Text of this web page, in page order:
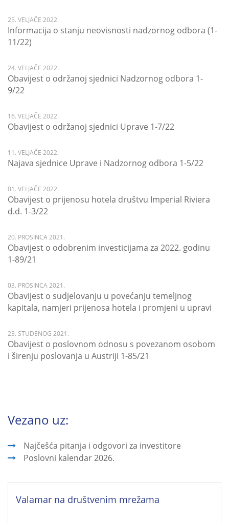
25. VELJAČE 2022.
Informacija o stanju neovisnosti nadzornog odbora (1-
11/22)
24. VELJAČE 2022.
Obavijest o održanoj sjednici Nadzornog odbora 1-
9/22
16. VELJAČE 2022.
Obavijest o održanoj sjednici Uprave 1-7/22
11. VELJAČE 2022.
Najava sjednice Uprave i Nadzornog odbora 1-5/22
01. VELJAČE 2022.
Obavijest o prijenosu hotela društvu Imperial Riviera
d.d. 1-3/22
20. PROSINCA 2021.
Obavijest o odobrenim investicijama za 2022. godinu
1-89/21
03. PROSINCA 2021.
Obavijest o sudjelovanju u povećanju temeljnog
kapitala, namjeri prijenosa hotela i promjeni u upravi
23. STUDENOG 2021.
Obavijest o poslovnom odnosu s povezanom osobom
i širenju poslovanja u Austriji 1-85/21
Vezano uz:
Najčešća pitanja i odgovori za investitore
Poslovni kalendar 2026.
Valamar na društvenim mrežama